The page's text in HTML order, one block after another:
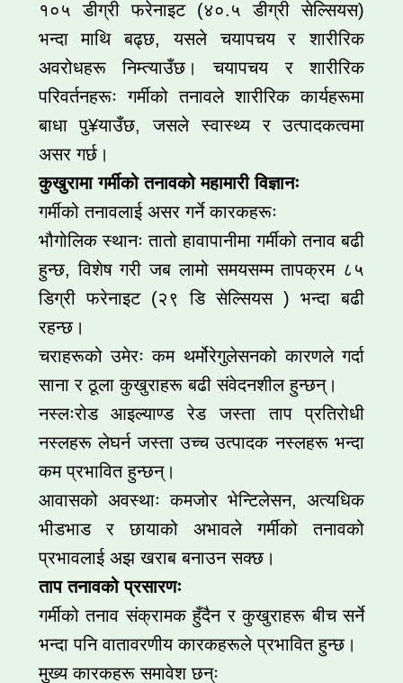
१०५ डीग्री फरेनाइट (४०.५ डीग्री सेल्सियस)
भन्दा माथि बढ्छ, यसले चयापचय र शारीरिक
अवरोधहरू निम्त्याउँछ। चयापचय र शारीरिक
परिवर्तनहरूः गर्मीको तनावले शारीरिक कार्यहरूमा
बाधा पु¥याउँछ, जसले स्वास्थ्य र उत्पादकत्वमा
असर गर्छ।
कुखुरामा गर्मीको तनावको महामारी विज्ञानः
गर्मीको तनावलाई असर गर्ने कारकहरूः
भौगोलिक स्थानः तातो हावापानीमा गर्मीको तनाव बढी
हुन्छ, विशेष गरी जब लामो समयसम्म तापक्रम ८५
डिग्री फरेनाइट (२९ डि सेल्सियस ) भन्दा बढी
रहन्छ।
चराहरूको उमेरः कम थर्मोरेगुलेसनको कारणले गर्दा
साना र ठूला कुखुराहरू बढी संवेदनशील हुन्छन्।
नस्लःरोड आइल्याण्ड रेड जस्ता ताप प्रतिरोधी
नस्लहरू लेघर्न जस्ता उच्च उत्पादक नस्लहरू भन्दा
कम प्रभावित हुन्छन्।
आवासको अवस्थाः कमजोर भेन्टिलेसन, अत्यधिक
भीडभाड र छायाको अभावले गर्मीको तनावको
प्रभावलाई अझ खराब बनाउन सक्छ।
ताप तनावको प्रसारणः
गर्मीको तनाव संक्रामक हुँदैन र कुखुराहरू बीच सर्ने
भन्दा पनि वातावरणीय कारकहरूले प्रभावित हुन्छ।
मुख्य कारकहरू समावेश छन्ः